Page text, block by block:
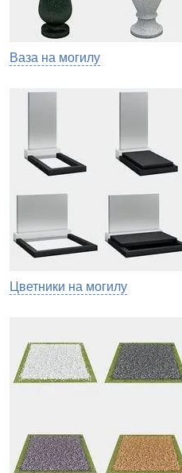
Ваза на могилу
Цветники на могилу